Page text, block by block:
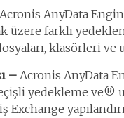
Acronis AnyData
üzere farklı
klasörleri
–Acronis AnyData
yedekleme
Exchange